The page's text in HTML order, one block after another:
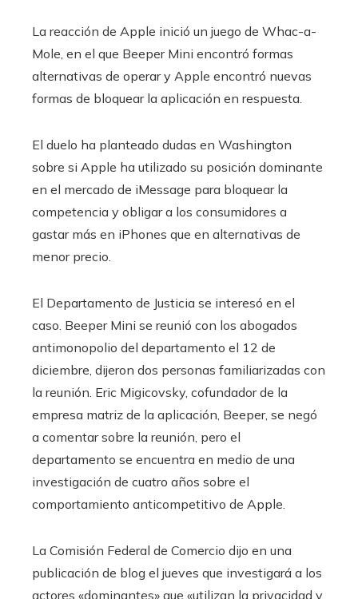
La reacción de Apple inició un juego de Whac-a-
Mole, en el que Beeper Mini encontró formas
alternativas de operar y Apple encontró nuevas
formas de bloquear la aplicación en respuesta.
El duelo ha planteado dudas en Washington
sobre si Apple ha utilizado su posición dominante
en el mercado de iMessage para bloquear la
competencia y obligar a los consumidores a
gastar más en iPhones que en alternativas de
menor precio.
El Departamento de Justicia se interesó en el
caso. Beeper Mini se reunió con los abogados
antimonopolio del departamento el 12 de
diciembre, dijeron dos personas familiarizadas con
la reunión. Eric Migicovsky, cofundador de la
empresa matriz de la aplicación, Beeper, se negó
a comentar sobre la reunión, pero el
departamento se encuentra en medio de una
investigación de cuatro años sobre el
comportamiento anticompetitivo de Apple.
La Comisión Federal de Comercio dijo en una
publicación de blog el jueves que investigará a los
actores «dominantes» que «utilizan la privacidad y